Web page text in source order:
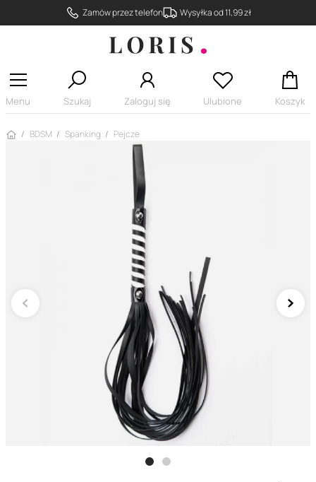
Zamów przez telefon Wysyłka od 11,99 zł
Menu Szukaj Zaloguj się Ulubione Koszyk
Strona główna
BDSM Spanking Pejcze